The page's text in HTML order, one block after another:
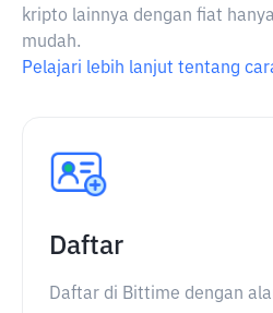
kripto lainnya dengan fiat
mudah.
Pelajari lebih lanjut tentang
Daftar
Daftar di Bittime dengan